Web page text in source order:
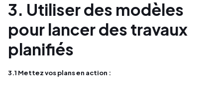
3. Utiliser des modèles
pour lancer des travaux
planifiés
3.1 Mettez vos plans en action :